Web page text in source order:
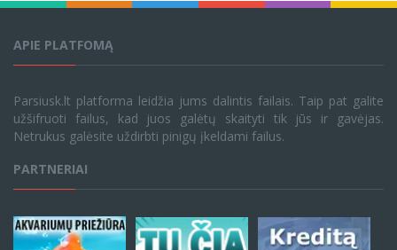
APIE PLATFOMĄ
Parsiusk.lt platforma leidžia jums dalintis failais. Taip pat galite
užšifruoti failus, kad juos galėtų skaityti tik jūs ir gavėjas.
Netrukus galėsite uždirbti pinigų įkeldami failus.
PARTNERIAI